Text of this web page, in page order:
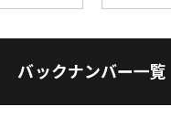
バックナンバー一覧